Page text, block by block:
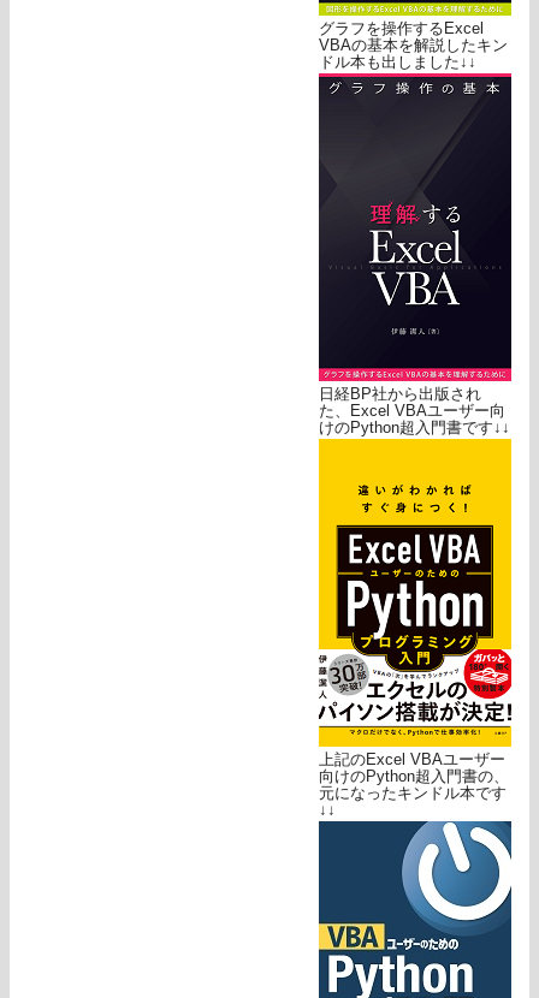
グラフを操作するExcel
VBAの基本を解説したキン
ドル本も出しました↓↓
日経BP社から出版され
た、Excel VBAユーザー向
けのPython超入門書です↓↓
上記のExcel VBAユーザー
向けのPython超入門書の、
元になったキンドル本です
↓↓